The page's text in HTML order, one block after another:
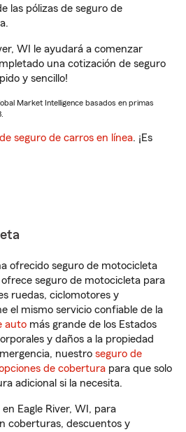
las pólizas de seguro de
WI le ayudará a comenzar
una cotización de seguro
y sencillo!
Market Intelligence basados en primas
seguro de carros en línea. ¡Es
ofrecido seguro de motocicleta
seguro de motocicleta para
ruedas, ciclomotores y
el mismo servicio confiable de la
auto más grande de los Estados
y daños a la propiedad
nuestro seguro de
de cobertura para que solo
adicional si la necesita.
Eagle River, WI, para
coberturas, descuentos y